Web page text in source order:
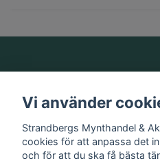
Information
Vi använder
Strandbergs Mynthandel &
cookies för att anpassa det
och för att du ska få bästa